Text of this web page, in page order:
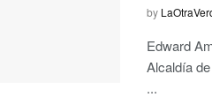
by
Edward
Alcaldía
...